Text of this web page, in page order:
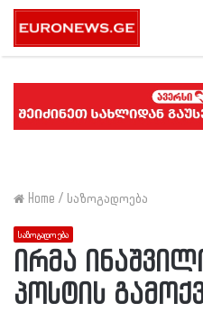
Home / საზოგადოება
საზოგადოება
ირმა
პოსტის